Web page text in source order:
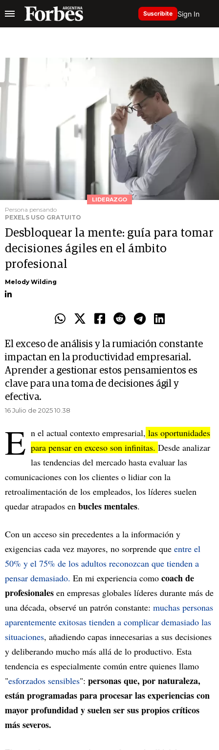
Suscribite Sign In
LIDERAZGO
Persona pensando
PEXELS USO GRATUITO
Desbloquear la mente: guía para tomar
decisiones ágiles en el ámbito
profesional
Melody Wilding
El exceso de análisis y la rumiación constante
impactan en la productividad empresarial.
Aprender a gestionar estos pensamientos es
clave para una toma de decisiones ágil y
efectiva.
16 Julio de 2025 10.38
E n el actual contexto empresarial, las oportunidades
para pensar en exceso son infinitas. Desde analizar
las tendencias del mercado hasta evaluar las
comunicaciones con los clientes o lidiar con la
retroalimentación de los empleados, los líderes suelen
quedar atrapados en bucles mentales.
Con un acceso sin precedentes a la información y
exigencias cada vez mayores, no sorprende que entre el
50% y el 75% de los adultos reconozcan que tienden a
pensar demasiado. En mi experiencia como coach de
profesionales en empresas globales líderes durante más de
una década, observé un patrón constante: muchas personas
aparentemente exitosas tienden a complicar demasiado las
situaciones, añadiendo capas innecesarias a sus decisiones
y deliberando mucho más allá de lo productivo. Esta
tendencia es especialmente común entre quienes llamo
"esforzados sensibles": personas que, por naturaleza,
están programadas para procesar las experiencias con
mayor profundidad y suelen ser sus propios críticos
más severos.